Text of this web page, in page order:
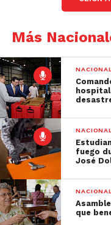
Más
fuego
José
que